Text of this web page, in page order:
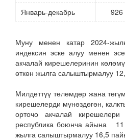
Январь-декабрь
926
Муну менен катар 2024-
индексин эске алуу менен
акчалай кирешелеринин
өткөн жылга салыштырмалуу
Милдеттүү төлөмдөр жана
кирешелерди мүнөздөгөн,
орточо акчалай
республика боюнча айына 11
жылга салыштырмалуу 16,5